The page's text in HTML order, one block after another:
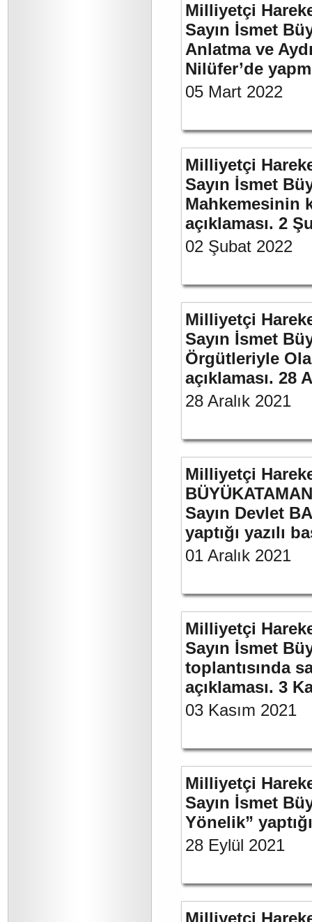
Milliyetçi
Sayın İsmet
Anlatma ve
Nilüfer’de
05 Mart 2022
Milliyetçi
Sayın İsmet
Mahkemesinin
açıklaması. 2
02 Şubat 2022
Milliyetçi
Sayın İsmet
Örgütleriyle
açıklaması. 28
28 Aralık 2021
Milliyetçi
Sayın Devlet
yaptığı yazılı
01 Aralık 2021
Milliyetçi
Sayın İsmet
toplantısında
açıklaması. 3
03 Kasım 2021
Milliyetçi
Sayın İsmet
Yönelik”
28 Eylül 2021
Milliyetçi